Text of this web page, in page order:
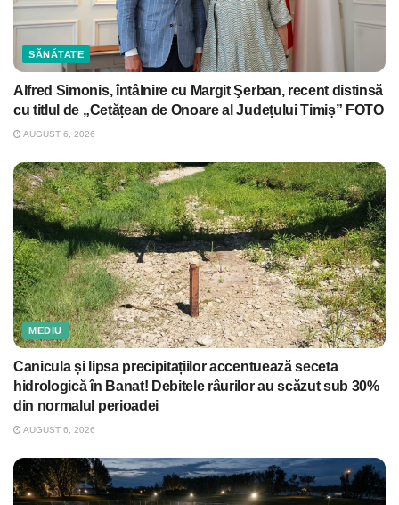
SĂNĂTATE
Alfred Simonis, întâlnire cu Margit Şerban, recent distinsă
cu titlul de „Cetățean de Onoare al Județului Timiș” FOTO
AUGUST 6, 2026
MEDIU
Canicula și lipsa precipitațiilor accentuează seceta
hidrologică în Banat! Debitele râurilor au scăzut sub 30%
din normalul perioadei
AUGUST 6, 2026